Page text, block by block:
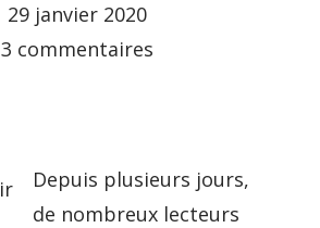
29 janvier 2020
3 commentaires
Depuis plusieurs jours,
de nombreux lecteurs